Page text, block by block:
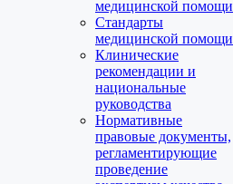
медицинской помощи
Стандарты
медицинской помощи
Клинические
рекомендации и
национальные
руководства
Нормативные
правовые документы,
регламентирующие
проведение